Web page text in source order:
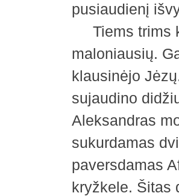
pusiaudienį
Tiems trims
maloniausių.
klausinėjo
sujaudino
Aleksandras
sukurdamas
paversdamas
kryžkele. Šitas